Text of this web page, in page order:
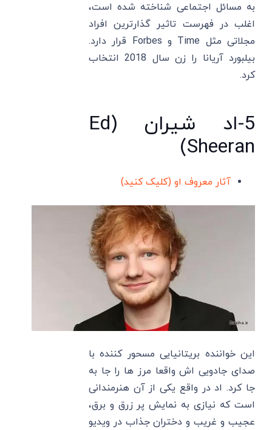
به مسائل اجتماعی شناخته شده است،
اغلب در فهرست تاثیر گذارترین افراد
مجلاتی مثل Time و Forbes قرار دارد.
بیلبورد آریانا را زن سال 2018 انتخاب
کرد.
5-اد شیران (Ed
Sheeran)
آثار معروف او (کلیک کنید)
این خواننده بریتانیایی مسحور کننده با
صدای جادویی اش واقعا مرز ها را جا به
جا کرد. اد در واقع یکی از آن هنرمندانی
است که نیازی به نمایش پر زرق و برق،
عجیب و غریب و دختران جذاب در ویدیو